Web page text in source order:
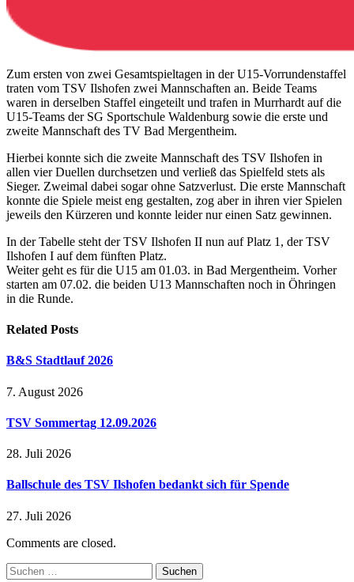
Zum ersten von zwei Gesamtspieltagen in der U15-Vorrundenstaffel
traten vom TSV Ilshofen zwei Mannschaften an. Beide Teams
waren in derselben Staffel eingeteilt und trafen in Murrhardt auf die
U15-Teams der SG Sportschule Waldenburg sowie die erste und
zweite Mannschaft des TV Bad Mergentheim.
Hierbei konnte sich die zweite Mannschaft des TSV Ilshofen in
allen vier Duellen durchsetzen und verließ das Spielfeld stets als
Sieger. Zweimal dabei sogar ohne Satzverlust. Die erste Mannschaft
konnte die Spiele meist eng gestalten, zog aber in ihren vier Spielen
jeweils den Kürzeren und konnte leider nur einen Satz gewinnen.
In der Tabelle steht der TSV Ilshofen II nun auf Platz 1, der TSV
Ilshofen I auf dem fünften Platz.
Weiter geht es für die U15 am 01.03. in Bad Mergentheim. Vorher
starten am 07.02. die beiden U13 Mannschaften noch in Öhringen
in die Runde.
Related Posts
B&S Stadtlauf 2026
7. August 2026
TSV Sommertag 12.09.2026
28. Juli 2026
Ballschule des TSV Ilshofen bedankt sich für Spende
27. Juli 2026
Comments are closed.
Suchen